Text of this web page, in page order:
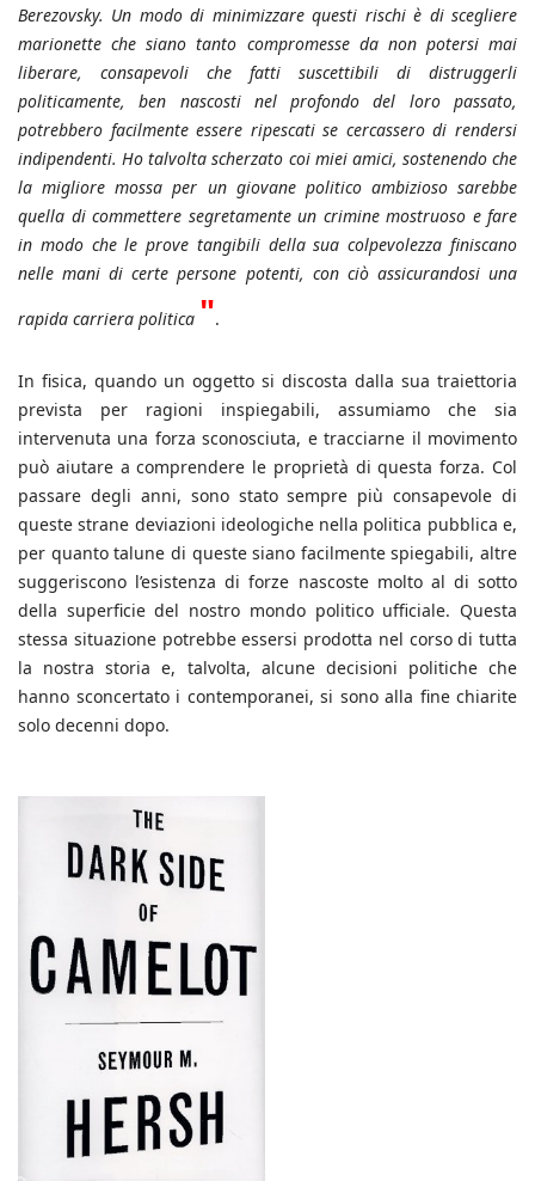
Berezovsky. Un modo di minimizzare questi rischi è di scegliere
marionette che siano tanto compromesse da non potersi mai
liberare, consapevoli che fatti suscettibili di distruggerli
politicamente, ben nascosti nel profondo del loro passato,
potrebbero facilmente essere ripescati se cercassero di rendersi
indipendenti. Ho talvolta scherzato coi miei amici, sostenendo che
la migliore mossa per un giovane politico ambizioso sarebbe
quella di commettere segretamente un crimine mostruoso e fare
in modo che le prove tangibili della sua colpevolezza finiscano
nelle mani di certe persone potenti, con ciò assicurandosi una
rapida carriera politica ".
In fisica, quando un oggetto si discosta dalla sua traiettoria
prevista per ragioni inspiegabili, assumiamo che sia
intervenuta una forza sconosciuta, e tracciarne il movimento
può aiutare a comprendere le proprietà di questa forza. Col
passare degli anni, sono stato sempre più consapevole di
queste strane deviazioni ideologiche nella politica pubblica e,
per quanto talune di queste siano facilmente spiegabili, altre
suggeriscono l’esistenza di forze nascoste molto al di sotto
della superficie del nostro mondo politico ufficiale. Questa
stessa situazione potrebbe essersi prodotta nel corso di tutta
la nostra storia e, talvolta, alcune decisioni politiche che
hanno sconcertato i contemporanei, si sono alla fine chiarite
solo decenni dopo.